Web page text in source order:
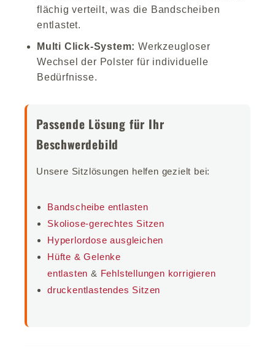
flächig verteilt, was die Bandscheiben
entlastet.
Multi Click-System: Werkzeugloser
Wechsel der Polster für individuelle
Bedürfnisse.
Passende Lösung für Ihr
Beschwerdebild
Unsere Sitzlösungen helfen gezielt bei:
Bandscheibe entlasten
Skoliose-gerechtes Sitzen
Hyperlordose ausgleichen
Hüfte & Gelenke
entlasten & Fehlstellungen korrigieren
druckentlastendes Sitzen